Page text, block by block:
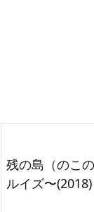
残の島（のこ
ルイズ〜(2018)